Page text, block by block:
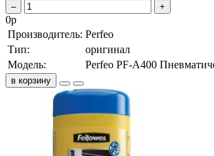
– +
0р
Производитель: Perfeo
Тип:
оригинал
Модель:
Perfeo PF-A400
в корзину